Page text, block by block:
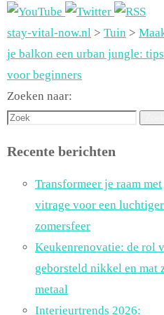
stay-vital-now.nl > Tuin >
je balkon een urban jungle: tips
voor beginners
Zoeken naar:
Recente berichten
Transformeer je raam met
vitrage voor een
zomersfeer
Keukenrenovatie: de rol
geborsteld nikkel en mat
metaal
Interieurtrends 2026: